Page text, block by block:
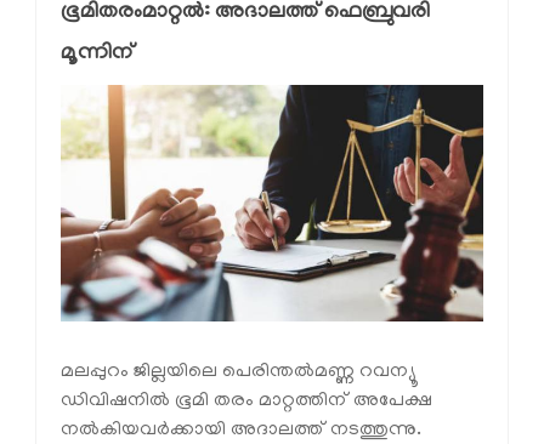
ഭൂമിതരംമാറ്റൽ: അദാലത്ത് ഫെബ്രുവരി
മൂന്നിന്
മലപ്പുറം ജില്ലയിലെ പെരിന്തൽമണ്ണ റവന്യൂ
ഡിവിഷനിൽ ഭൂമി തരം മാറ്റത്തിന് അപേക്ഷ
നൽകിയവർക്കായി അദാലത്ത് നടത്തുന്നു.